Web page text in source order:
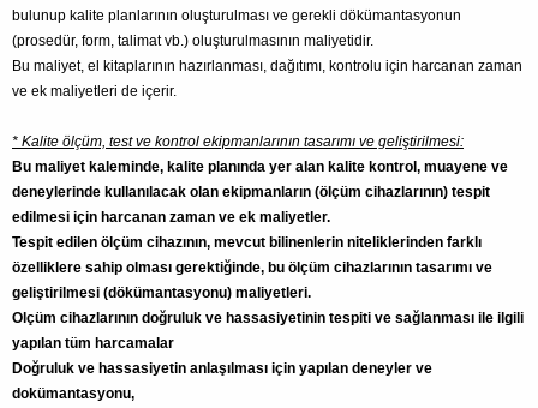
bulunup kalite planlarının oluşturulması ve gerekli dökümantasyonun
(prosedür, form, talimat vb.) oluşturulmasının maliyetidir.
Bu maliyet, el kitaplarının hazırlanması, dağıtımı, kontrolu için harcanan zaman
ve ek maliyetleri de içerir.
* Kalite ölçüm, test ve kontrol ekipmanlarının tasarımı ve geliştirilmesi:
Bu maliyet kaleminde, kalite planında yer alan kalite kontrol, muayene ve
deneylerinde kullanılacak olan ekipmanların (ölçüm cihazlarının) tespit
edilmesi için harcanan zaman ve ek maliyetler.
Tespit edilen ölçüm cihazının, mevcut bilinenlerin niteliklerinden farklı
özelliklere sahip olması gerektiğinde, bu ölçüm cihazlarının tasarımı ve
geliştirilmesi (dökümantasyonu) maliyetleri.
Olçüm cihazlarının doğruluk ve hassasiyetinin tespiti ve sağlanması ile ilgili
yapılan tüm harcamalar
Doğruluk ve hassasiyetin anlaşılması için yapılan deneyler ve
dokümantasyonu,